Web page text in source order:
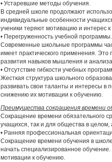
• Устаревшие методы обучения.
В средней школе продолжают
индивидуальные особенности
ученики теряют мотивацию и интерес
• Перегруженность учебной программы.
Современные школьные программы
имеет практического применения. Это
развития навыков мышления и
• Отсутствие гибкости учебных
Жесткая структура школьного
развивать свои таланты и интересы в
снижению их мотивации к обучению.
Преимущества сокращения времени
Сокращение времени обязательного
учащихся, так и для общества в целом,
• Ранняя профессиональная
Сокращение времени обучения в
начать специализированное
мотивации к обучению.